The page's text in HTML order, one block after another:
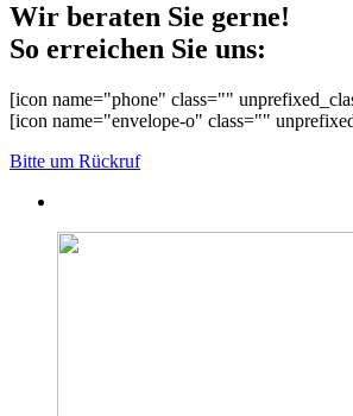
Wir beraten Sie gerne!
So erreichen Sie uns:
[icon name="phone" class=""
[icon name="envelope-o" class=""
Bitte um Rückruf